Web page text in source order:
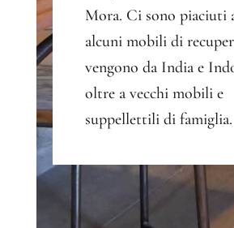
Mora. Ci sono piaciuti
alcuni mobili di
vengono da India e
oltre a vecchi mobili e
suppellettili di famiglia.